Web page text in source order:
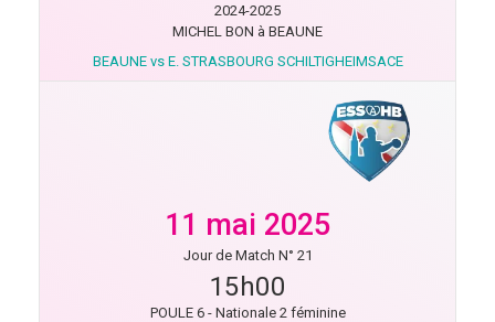
2024-2025
MICHEL BON à BEAUNE
BEAUNE vs E. STRASBOURG SCHILTIGHEIMSACE
11 mai 2025
Jour de Match N° 21
15h00
POULE 6 - Nationale 2 féminine